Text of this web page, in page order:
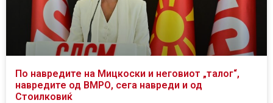
По навредите на Мицкоски и неговиот „талог“,
навредите од ВМРО, сега навреди и од
Стоилковиќ